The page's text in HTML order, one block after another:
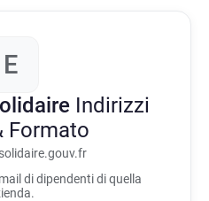
E
Indirizzi
Formato
di dipendenti di quella